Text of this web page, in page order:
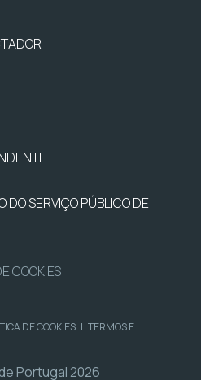
DO SERVIÇO PÚBLICO DE
COOKIES
DE COOKIES | TERMOS E
Portugal 2026